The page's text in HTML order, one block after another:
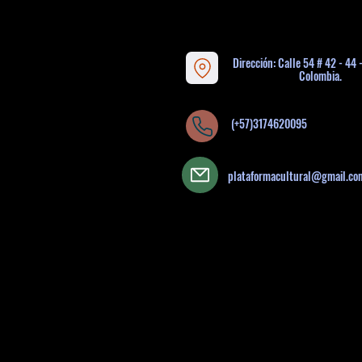
Dirección: Calle 54 # 42 -
Colombia.
(+57)3174620095